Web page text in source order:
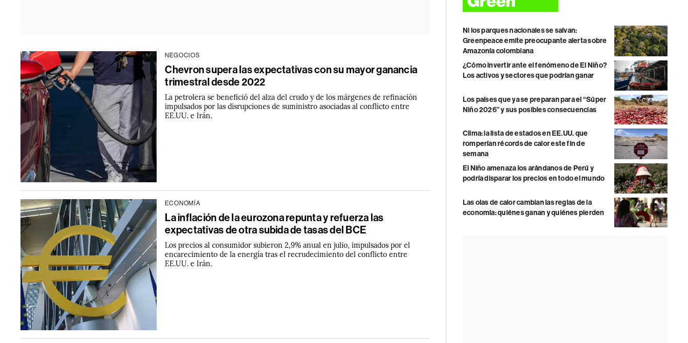
NEGOCIOS
Chevron supera las expectativas con su mayor ganancia
trimestral desde 2022
La petrolera se benefició del alza del crudo y de los márgenes de refinación
impulsados por las disrupciones de suministro asociadas al conflicto entre
EE.UU. e Irán.
ECONOMÍA
La inflación de la eurozona repunta y refuerza las
expectativas de otra subida de tasas del BCE
Los precios al consumidor subieron 2,9% anual en julio, impulsados por el
encarecimiento de la energía tras el recrudecimiento del conflicto entre
EE.UU. e Irán.
Ni los parques nacionales se salvan:
Greenpeace emite preocupante alerta sobre
Amazonía colombiana
¿Cómo invertir ante el fenómeno de El Niño?
Los activos y sectores que podrían ganar
Los países que ya se preparan para el “Súper
Niño 2026” y sus posibles consecuencias
Clima: la lista de estados en EE.UU. que
romperían récords de calor este fin de
semana
El Niño amenaza los arándanos de Perú y
podría disparar los precios en todo el mundo
Las olas de calor cambian las reglas de la
economía: quiénes ganan y quiénes pierden